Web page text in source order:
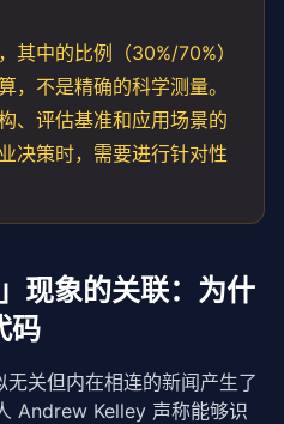
其中的比例（30%/70%）
，不是精确的科学测量。
、评估基准和应用场景的
决策时，需要进行针对性
现象的关联：为什
码
关但内在相连的新闻产生了
Andrew Kelley 声称能够识